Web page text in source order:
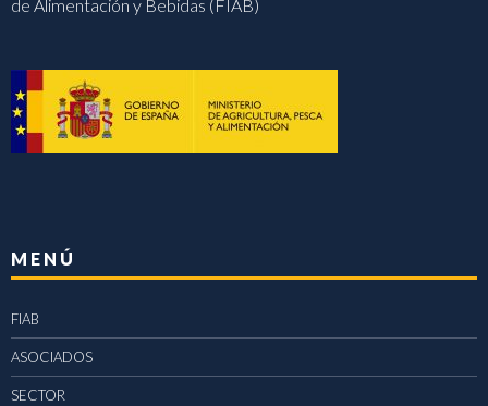
de Alimentación y Bebidas (FIAB)
MENÚ
FIAB
ASOCIADOS
SECTOR